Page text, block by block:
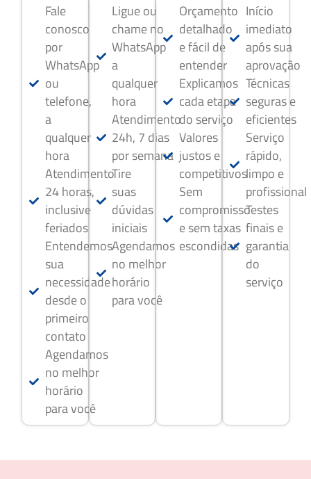
Fale
conosco
por
WhatsApp
ou
telefone,
a
qualquer
hora
Atendimento
24 horas,
inclusive
feriados
Entendemos
sua
necessidade
desde o
primeiro
contato
Agendamos
no melhor
horário
para você
Ligue ou
chame no
WhatsApp
a
qualquer
hora
Atendimento
24h, 7 dias
por semana
Tire
suas
dúvidas
iniciais
Agendamos
no melhor
horário
para você
Orçamento
detalhado
e fácil de
entender
Explicamos
cada etapa
do serviço
Valores
justos e
competitivos
Sem
compromisso
e sem taxas
escondidas
Início
imediato
após sua
aprovação
Técnicas
seguras e
eficientes
Serviço
rápido,
limpo e
profissional
Testes
finais e
garantia
do
serviço